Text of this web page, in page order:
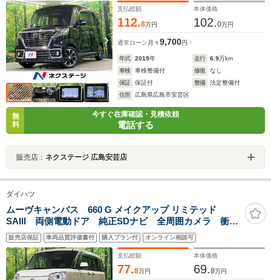
イト オートエアコン Bluetooth
支払総額
112.8万円
本体価格
102.0万円
通常ローン 月々9,700円
年式 2019年 走行 6.9万km
車検
車検整備付 修復
なし
保証
保証付 整備
法定整備付
住所
広島県広島市安芸区
無
料
今すぐ在庫確認・見積依頼
電話する
販売店： ネクステージ 広島安芸店
ダイハツ
ムーヴキャンバス 660 G メイクアップ リミテッド
SAIII 両側電動ドア 純正SDナビ 全周囲カメラ 衝突
被害軽減システム 禁煙車 ドラレコ コーナーセンサ
ー LEDヘッド ETC オートハイビーム オートライ
ト オートエアコン Bluetooth CD
販売店保証 車両品質評価書付 購入プラン付 オンライン相談可
支払総額
77.8万円
本体価格
69.8万円